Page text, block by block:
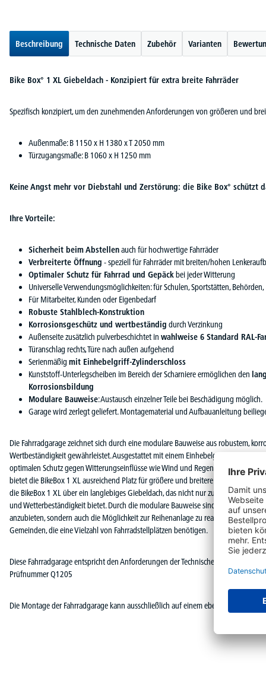
Beschreibung Technische Daten Zubehör Varianten
Bike Box° 1 XL Giebeldach - Konzipiert für extra breite Fahrräder
Spezifisch konzipiert, um den zunehmenden Anforderungen von größeren und
Außenmaße: B 1150 x H 1380 x T 2050 mm
Türzugangsmaße: B 1060 x H 1250 mm
Keine Angst mehr vor Diebstahl und Zerstörung: die Bike Box° schützt
Ihre Vorteile:
Sicherheit beim Abstellenauch für hochwertige Fahrräder
Verbreiterte Öffnung - speziell für Fahrräder mit breiten/hohen
Optimaler Schutz für Fahrrad und Gepäckbei jeder Witterung
Universelle Verwendungsmöglichkeiten: für Schulen, Sportstätten,
Für Mitarbeiter, Kunden oder Eigenbedarf
Robuste Stahlblech-Konstruktion
Korrosionsgeschütz und wertbeständig durch Verzinkung
Außenseite zusätzlich pulverbeschichtet in wahlweise 6 Standard RAL-
Türanschlag rechts, Türe nach außen aufgehend
Serienmäßig mit Einhebelgriff-Zylinderschloss
Kunststoff-Unterlegscheiben im Bereich der Scharniere ermöglichen den
Korrosionsbildung
Modulare Bauweise: Austausch einzelner Teile bei Beschädigung möglich.
Garage wird zerlegt geliefert. Montagematerial und Aufbauanleitung
Die Fahrradgarage zeichnet sich durch eine modulare Bauweise aus robustem,
Wertbeständigkeit gewährleistet. Ausgestattet mit einem Einhebelgriff-
optimalen Schutz gegen Witterungseinflüsse wie Wind und Regen sowie gegen
bietet die BikeBox 1 XL ausreichend Platz für größere und breitere Fahrräder
die BikeBox 1 XL über ein langlebiges Giebeldach, das nicht nur zur ästhetischen
und Wetterbeständigkeit bietet. Durch die modulare Bauweise sind wir in der
anzubieten, sondern auch die Möglichkeit zur Reihenanlage zu realisieren. Dies
Gemeinden, die eine Vielzahl von Fahrradstellplätzen benötigen.
Diese Fahrradgarage entspricht den Anforderungen der Technischen Richtlinie
Prüfnummer Q1205
Die Montage der Fahrradgarage kann ausschließlich auf einem ebenerdigen